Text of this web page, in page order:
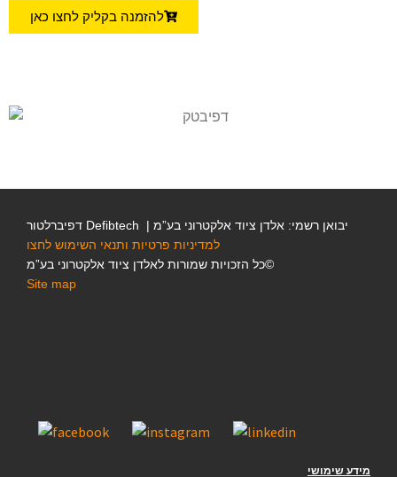
להזמנה בקליק לחצו כאן
דפיברלטור Defibtech | יבואן רשמי: אלדן ציוד אלקטרוני בע”מ
למדיניות פרטיות ותנאי השימוש לחצו
כל הזכויות שמורות לאלדן ציוד אלקטרוני בע”מ©
Site map
מידע שימושי